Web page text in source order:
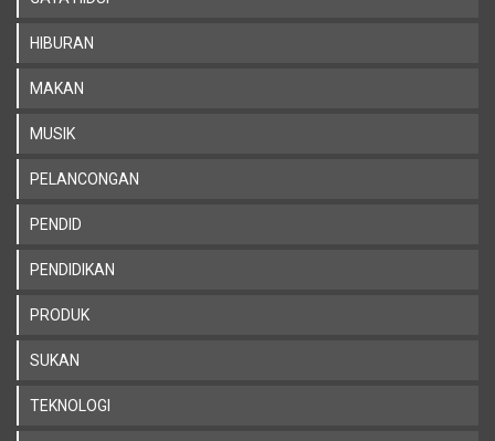
HIBURAN
MAKAN
MUSIK
PELANCONGAN
PENDID
PENDIDIKAN
PRODUK
SUKAN
TEKNOLOGI